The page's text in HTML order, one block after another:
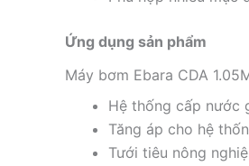
Ứng dụng sản phẩm
Máy bơm Ebara CDA
Hệ thống cấp nước
Tăng áp cho hệ
Tưới tiêu nông